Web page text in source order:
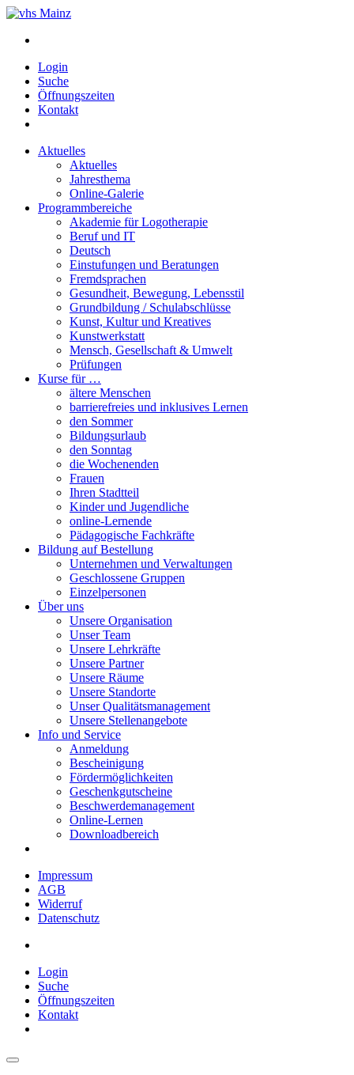
Login
Suche
Öffnungszeiten
Kontakt
Aktuelles
Aktuelles
Jahresthema
Online-Galerie
Programmbereiche
Akademie für Logotherapie
Beruf und IT
Deutsch
Einstufungen und Beratungen
Fremdsprachen
Gesundheit, Bewegung, Lebensstil
Grundbildung / Schulabschlüsse
Kunst, Kultur und Kreatives
Kunstwerkstatt
Mensch, Gesellschaft & Umwelt
Prüfungen
Kurse für …
ältere Menschen
barrierefreies und inklusives Lernen
den Sommer
Bildungsurlaub
den Sonntag
die Wochenenden
Frauen
Ihren Stadtteil
Kinder und Jugendliche
online-Lernende
Pädagogische Fachkräfte
Bildung auf Bestellung
Unternehmen und Verwaltungen
Geschlossene Gruppen
Einzelpersonen
Über uns
Unsere Organisation
Unser Team
Unsere Lehrkräfte
Unsere Partner
Unsere Räume
Unsere Standorte
Unser Qualitätsmanagement
Unsere Stellenangebote
Info und Service
Anmeldung
Bescheinigung
Fördermöglichkeiten
Geschenkgutscheine
Beschwerdemanagement
Online-Lernen
Downloadbereich
Impressum
AGB
Widerruf
Datenschutz
Login
Suche
Öffnungszeiten
Kontakt